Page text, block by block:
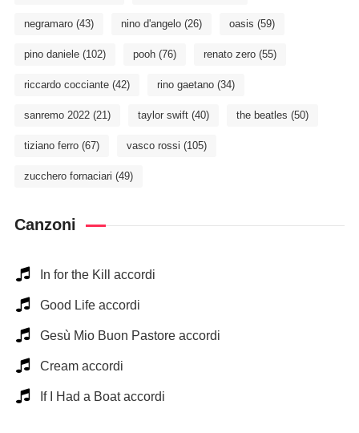
negramaro(43) nino d'angelo(26) oasis (59)
pino daniele(102) pooh(76) renato zero(55)
riccardo cocciante(42) rino gaetano(34)
sanremo 2022(21) taylor swift(40) the beatles (50)
tiziano ferro(67) vasco rossi (105)
zucchero fornaciari (49)
Canzoni
In for the Kill accordi
Good Life accordi
Gesù Mio Buon Pastore accordi
Cream accordi
If I Had a Boat accordi